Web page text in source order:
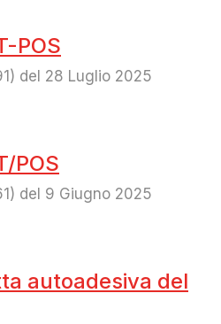
POS
del 28 Luglio 2025
POS
del 9 Giugno 2025
autoadesiva del